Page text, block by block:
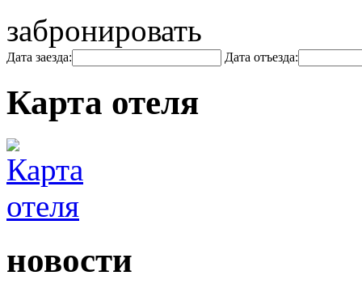
забронировать
Дата заезда: Дата отъезда:
Карта отеля
новости